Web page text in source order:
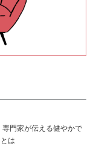
門家が伝える健やかで
は